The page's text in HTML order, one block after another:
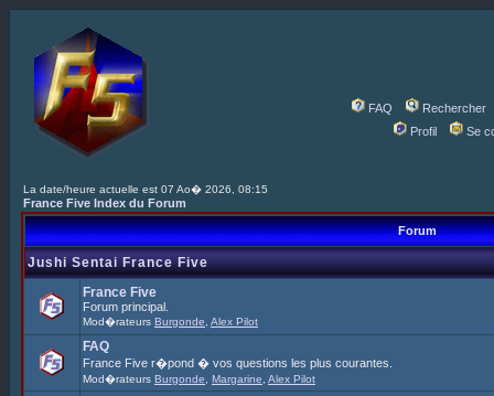
FAQ
Rechercher
Profil
Se
La date/heure actuelle est 07 Ao� 2026, 08:15
France Five Index du Forum
Forum
Jushi Sentai France Five
France Five
Forum principal.
Mod�rateurs Burgonde Alex Pilot
FAQ
France Five r�pond � vos questions les plus courantes.
Mod�rateurs Burgonde Margarine Alex Pilot